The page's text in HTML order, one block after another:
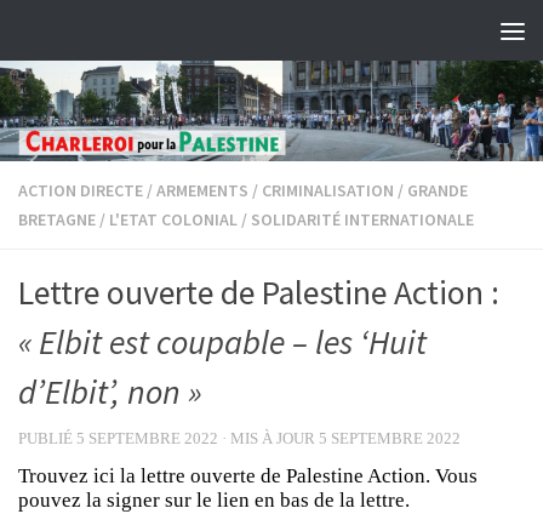
ACTION DIRECTE /ARMEMENTS / CRIMINALISATION / GRANDE
BRETAGNE / L'ETAT COLONIAL / SOLIDARITÉ INTERNATIONALE
Lettre ouverte de Palestine Action :
« Elbit est coupable – les ‘Huit
d’Elbit’, non »
PUBLIÉ 5 SEPTEMBRE 2022 · MIS À JOUR 5 SEPTEMBRE 2022
Trouvez ici la lettre ouverte de Palestine Action. Vous
pouvez la signer sur le lien en bas de la lettre.